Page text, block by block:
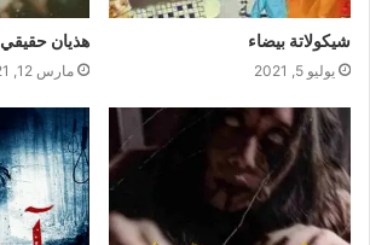
شيكولاتة بيضاء
يوليو 5, 2021
هذيان حقيقي
مارس 12, 2021